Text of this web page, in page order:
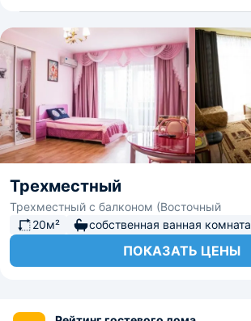
Трехместный
Трехместный с балконом (Восточный
20м²
собственная ванная комната
ПОКАЗАТЬ ЦЕНЫ